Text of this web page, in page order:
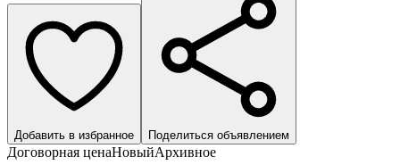
Добавить в избранное Поделиться объявлением
Договорная ценаНовыйАрхивное